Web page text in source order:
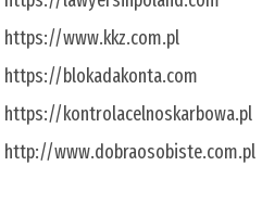
https://www.kkz.com.pl
https://blokadakonta.com
https://kontrolacelnoskarbowa.pl
http://www.dobraosobiste.com.pl